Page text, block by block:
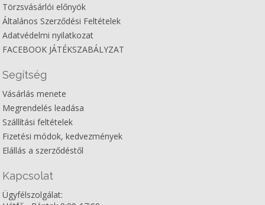
Törzsvásárlói előnyök
Általános Szerződési Feltételek
Adatvédelmi nyilatkozat
FACEBOOK JÁTÉKSZABÁLYZAT
Segítség
Vásárlás menete
Megrendelés leadása
Szállítási feltételek
Fizetési módok, kedvezmények
Elállás a szerződéstől
Kapcsolat
Ügyfélszolgálat: